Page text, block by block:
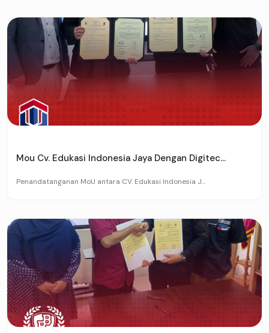
Mou Cv. Edukasi Indonesia Jaya Dengan Digitec...
Penandatanganan MoU antara CV. Edukasi Indonesia J...